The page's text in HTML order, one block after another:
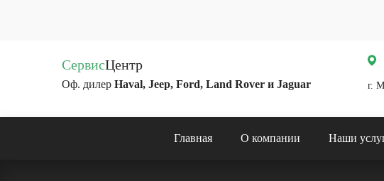
СервисЦентр
Оф. дилер Haval, Jeep, Ford, Land Rover и Jaguar г.
Главная О компании Наши